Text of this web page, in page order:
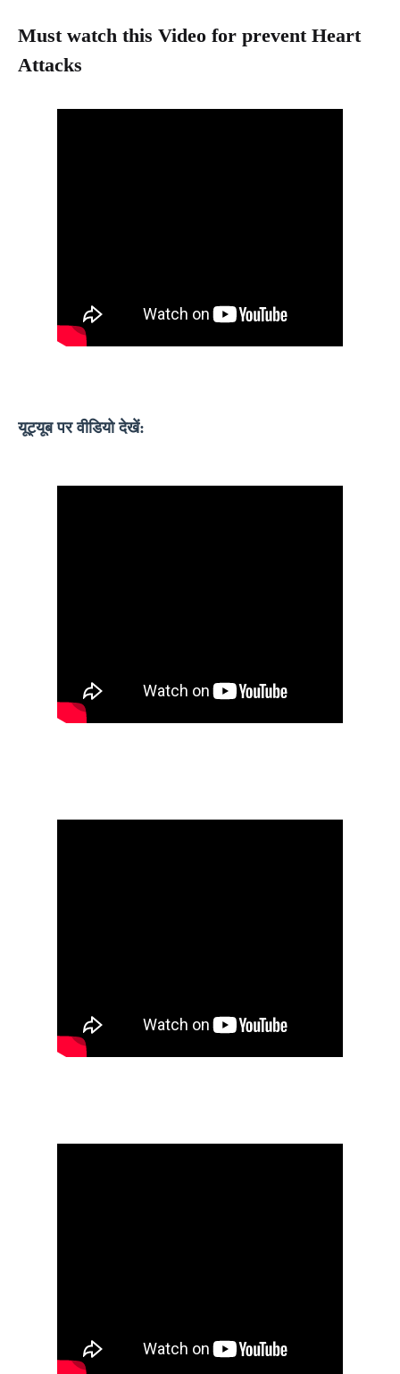
Must watch this Video for prevent Heart
Attacks
यूट्यूब पर वीडियो देखें: